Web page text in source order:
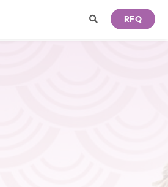
RFQ